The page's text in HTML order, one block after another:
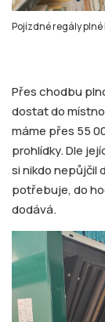
Pojízdné regály plné
Přes chodbu
dostat do
máme přes 55
prohlídky. Dle
si nikdo nepůjčil
potřebuje, do
dodává.